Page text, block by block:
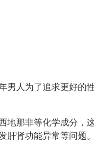
人为了追求更好的
那非等化学成分，
肾功能异常等问题。